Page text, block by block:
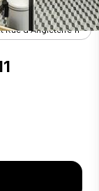
Rue d'Angleterre 11